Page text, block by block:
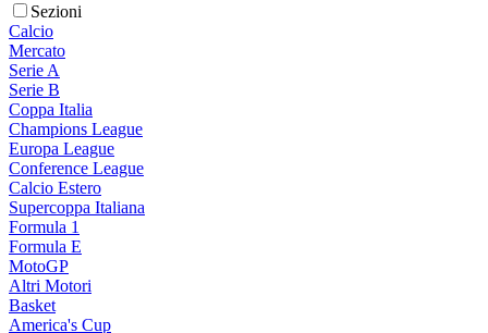
Sezioni
Calcio
Mercato
Serie A
Serie B
Coppa Italia
Champions League
Europa League
Conference League
Calcio Estero
Supercoppa Italiana
Formula 1
Formula E
MotoGP
Altri Motori
Basket
America's Cup